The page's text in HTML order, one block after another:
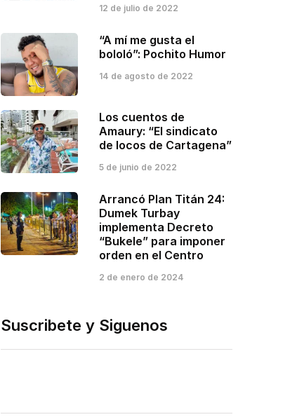
12 de julio de 2022
“A mí me gusta el
bololó”: Pochito Humor
14 de agosto de 2022
Los cuentos de
Amaury: “El sindicato
de locos de Cartagena”
5 de junio de 2022
Arrancó Plan Titán 24:
Dumek Turbay
implementa Decreto
“Bukele” para imponer
orden en el Centro
2 de enero de 2024
Suscribete y Siguenos